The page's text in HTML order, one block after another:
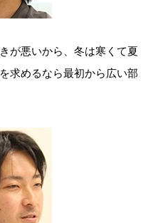
が悪いから、冬は寒くて夏
求めるなら最初から広い部